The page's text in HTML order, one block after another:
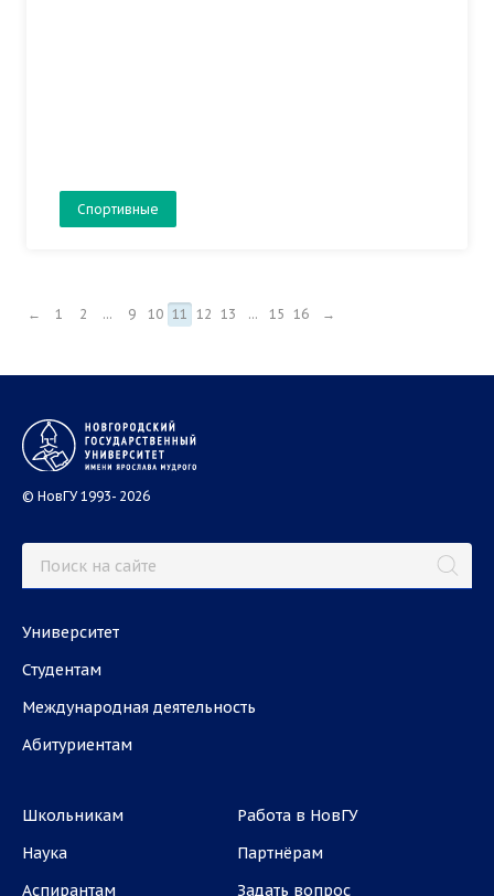
Спортивные
← 1 2 ... 9 10 11 12 13 ... 15 16 →
© НовГУ 1993- 2026
Университет
Студентам
Международная деятельность
Абитуриентам
Школьникам
Наука
Аспирантам
Работа в НовГУ
Партнёрам
Задать вопрос